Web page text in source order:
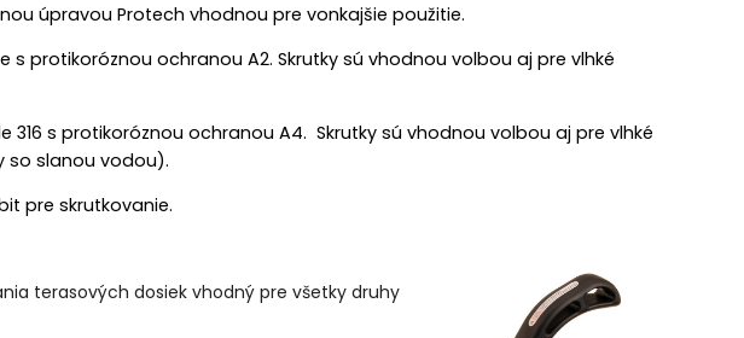
úpravou Protech vhodnou pre vonkajšie použitie.
s protikoróznou ochranou A2. Skrutky sú vhodnou volbou aj pre vlhké
316 s protikoróznou ochranou A4. Skrutky sú vhodnou volbou aj pre vlhké
so slanou vodou).
pre skrutkovanie.
terasových dosiek vhodný pre všetky druhy